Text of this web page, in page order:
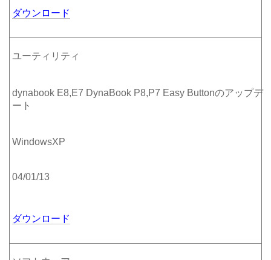
ダウンロード
ユーティリティ
dynabook E8,E7 DynaBook P8,P7 Easy Buttonのアップデ
ート
WindowsXP
04/01/13
ダウンロード